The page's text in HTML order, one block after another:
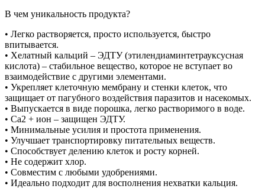
В чем уникальность продукта?
• Легко растворяется, просто используется, быстро
впитывается.
• Хелатный кальций – ЭДТУ (этилендиаминтетрауксусная
кислота) – стабильное вещество, которое не вступает во
взаимодействие с другими элементами.
• Укрепляет клеточную мембрану и стенки клеток, что
защищает от пагубного воздействия паразитов и насекомых.
• Выпускается в виде порошка, легко растворимого в воде.
• Ca2 + ион – защищен ЭДТУ.
• Минимальные усилия и простота применения.
• Улучшает транспортировку питательных веществ.
• Способствует делению клеток и росту корней.
• Не содержит хлор.
• Совместим с любыми удобрениями.
• Идеально подходит для восполнения нехватки кальция.